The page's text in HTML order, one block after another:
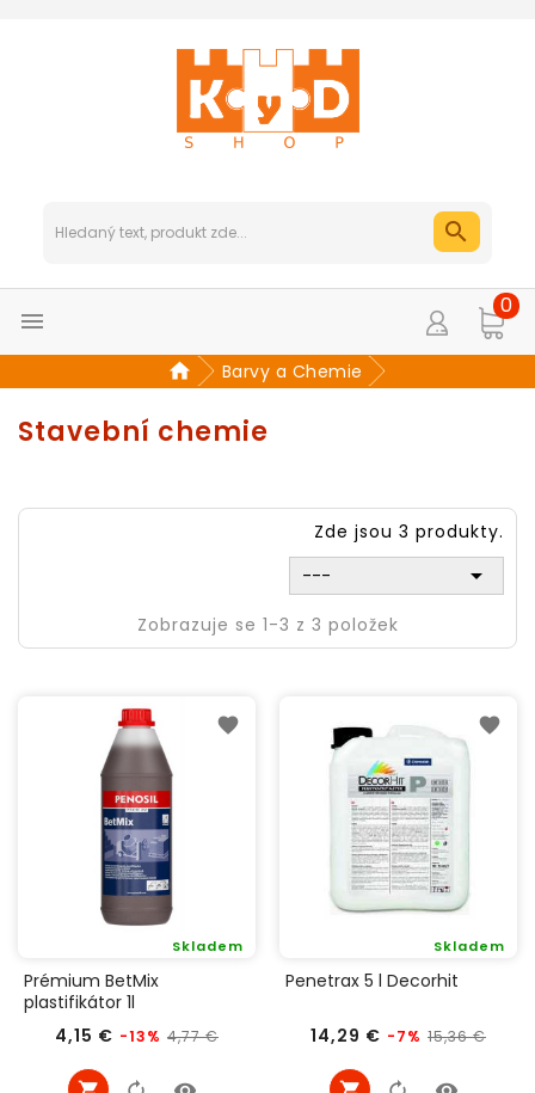

0
Barvy a Chemie
Stavební chemie
Zde jsou 3 produkty.
---

Zobrazuje se 1-3 z 3 položek
Prémium BetMix
plastifikátor 1l
4,15 € Běžná
-13% 4,77 €
Skladem
Cena
Penetrax 5 l Decorhit
14,29 € Běžná
-7% 15,36 €
Skladem
Cena